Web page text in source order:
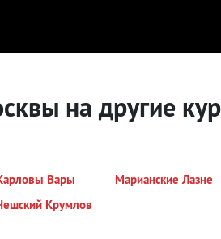
на другие
Вары Марианские Лазне
Крумлов